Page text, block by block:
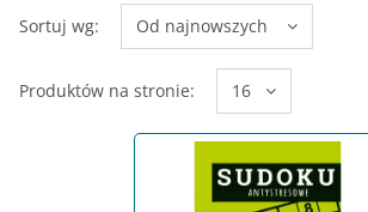
Sortuj wg: Od najnowszych
Produktów na stronie: 16